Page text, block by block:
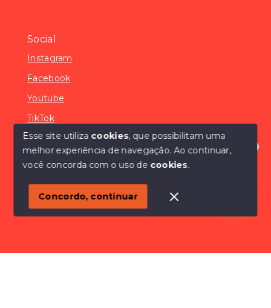
Olá! Estamos disponíveis para te ajudar.
Social
Instagram
Facebook
Youtube
TikTok
© Copyright 2026 - SÓCONDOMÍNIOS - Todos os
SITE PARA IMOBILIARIA
Esse site utiliza cookies, que possibilitam uma
melhor experiência de navegação.Ao continuar,
você concorda com o uso de cookies.
Concordo, continuar